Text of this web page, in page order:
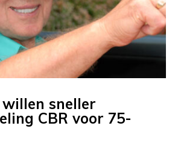
willen sneller
CBR voor 75-